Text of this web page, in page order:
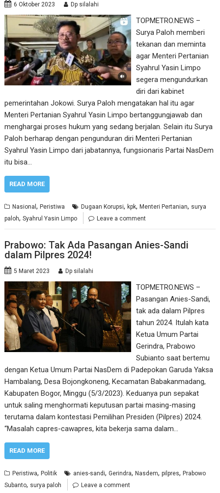
6 Oktober 2023 Dp silalahi
TOPMETRO.NEWS –
Surya Paloh memberi
tekanan dan meminta
agar Menteri Pertanian
Syahrul Yasin Limpo
segera mengundurkan
diri dari kabinet
pemerintahan Jokowi. Surya Paloh mengatakan hal itu agar
Menteri Pertanian Syahrul Yasin Limpo bertanggungjawab dan
menghargai proses hukum yang sedang berjalan. Selain itu Surya
Paloh berharap dengan pengunduran diri Menteri Pertanian
Syahrul Yasin Limpo dari jabatannya, fungsionaris Partai NasDem
itu bisa…
READ MORE
Nasional,Peristiwa Dugaan Korupsi,kpk,Menteri Pertanian, surya
paloh,Syahrul Yasin Limpo Leave a comment
Prabowo: Tak Ada Pasangan Anies-Sandi
dalam Pilpres 2024!
5 Maret 2023 Dp silalahi
TOPMETRO.NEWS –
Pasangan Anies-Sandi,
tak ada dalam Pilpres
tahun 2024. Itulah kata
Ketua Umum Partai
Gerindra, Prabowo
Subianto saat bertemu
dengan Ketua Umum Partai NasDem di Padepokan Garuda Yaksa
Hambalang, Desa Bojongkoneng, Kecamatan Babakanmadang,
Kabupaten Bogor, Minggu (5/3/2023). Keduanya pun sepakat
untuk saling menghormati keputusan partai masing-masing
terutama dalam kontestasi Pemilihan Presiden (Pilpres) 2024.
“Masalah capres-cawapres, kita bekerja sama dalam…
READ MORE
Peristiwa,Politik anies-sandi,Gerindra,Nasdem,pilpres,Prabowo
Subanto, surya paloh Leave a comment